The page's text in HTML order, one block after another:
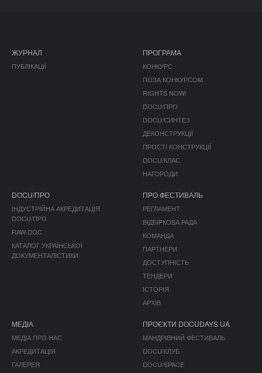
ЖУРНАЛ
ПУБЛІКАЦІЇ
ПРОГРАМА
КОНКУРС
ПОЗА КОНКУРСОМ
RIGHTS NOW!
DOCU/ПРО
DOCU/СИНТЕЗ
ДЕКОНСТРУКЦІЇ
ПРОСТІ КОНСТРУКЦІЇ
DOCU/КЛАС
НАГОРОДИ
DOCU/ПРО
ІНДУСТРІЙНА АКРЕДИТАЦІЯ
DOCU/ПРО
RAW DOC
КАТАЛОГ УКРАЇНСЬКОЇ
ДОКУМЕНТАЛІСТИКИ
ПРО ФЕСТИВАЛЬ
РЕГЛАМЕНТ
ВІДБІРКОВА РАДА
КОМАНДА
ПАРТНЕРИ
ДОСТУПНІСТЬ
ТЕНДЕРИ
ІСТОРІЯ
АРХІВ
МЕДІА
МЕДІА ПРО НАС
АКРЕДИТАЦІЯ
ГАЛЕРЕЯ
ПРОЄКТИ DOCUDAYS UA
МАНДРІВНИЙ ФЕСТИВАЛЬ
DOCU/КЛУБ
DOCU/SPACE